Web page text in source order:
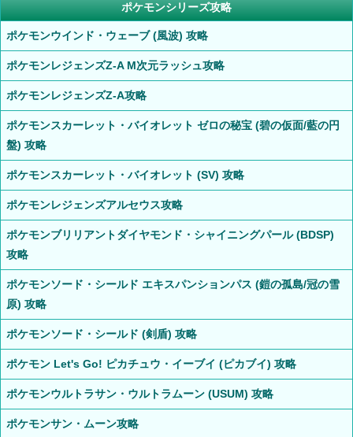
ポケモンシリーズ攻略
ポケモンウインド・ウェーブ (風波) 攻略
ポケモンレジェンズZ-A M次元ラッシュ攻略
ポケモンレジェンズZ-A攻略
ポケモンスカーレット・バイオレット ゼロの秘宝 (碧の仮面/藍の円
盤) 攻略
ポケモンスカーレット・バイオレット (SV) 攻略
ポケモンレジェンズアルセウス攻略
ポケモンブリリアントダイヤモンド・シャイニングパール (BDSP)
攻略
ポケモンソード・シールド エキスパンションパス (鎧の孤島/冠の雪
原) 攻略
ポケモンソード・シールド (剣盾) 攻略
ポケモン Let's Go! ピカチュウ・イーブイ (ピカブイ) 攻略
ポケモンウルトラサン・ウルトラムーン (USUM) 攻略
ポケモンサン・ムーン攻略